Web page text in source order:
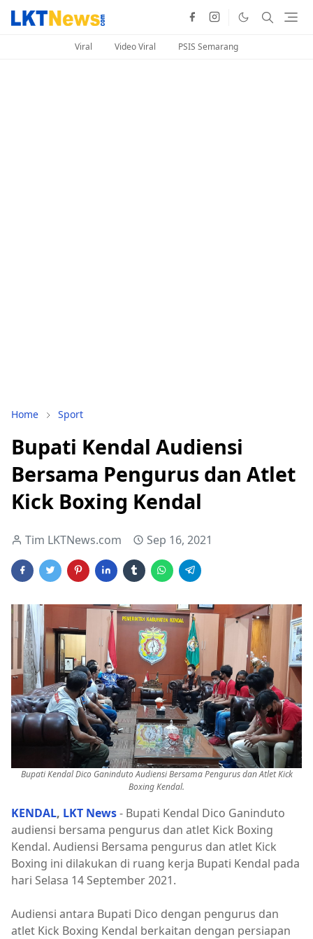
Viral Video Viral PSIS Semarang
Home Sport
Bupati Kendal Audiensi
Bersama Pengurus dan Atlet
Kick Boxing Kendal
Tim LKTNews.com Sep 16, 2021
Bupati Kendal Dico Ganinduto Audiensi Bersama Pengurus dan Atlet Kick
Boxing Kendal.
KENDAL, LKT News- Bupati Kendal Dico Ganinduto
audiensi bersama pengurus dan atlet Kick Boxing
Kendal. Audiensi Bersama pengurus dan atlet Kick
Boxing ini dilakukan di ruang kerja Bupati Kendal pada
hari Selasa 14 September 2021.
Audiensi antara Bupati Dico dengan pengurus dan
atlet Kick Boxing Kendal berkaitan dengan persiapan